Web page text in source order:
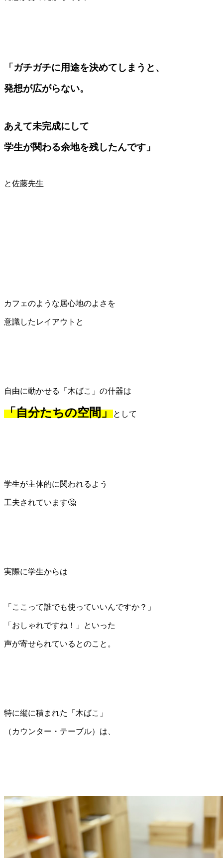
「ガチガチに用途を決めてしまうと、
発想が広がらない。
あえて未完成にして
学生が関わる余地を残したんです」
と佐藤先生
カフェのような居心地のよさを
意識したレイアウトと
自由に動かせる「木ばこ」の什器は
「自分たちの空間」として
学生が主体的に関われるよう
工夫されています🤔
実際に学生からは
「ここって誰でも使っていいんですか？」
「おしゃれですね！」といった
声が寄せられているとのこと。
特に縦に積まれた「木ばこ」
（カウンター・テーブル）は、